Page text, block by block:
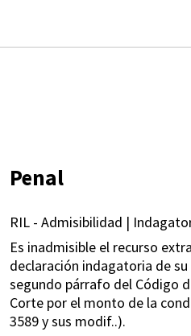
Penal
RIL - Admisibilidad |
Es inadmisible el recurso
declaración indagatoria de
segundo párrafo del Código
Corte por el monto de la
3589 y sus modif..).